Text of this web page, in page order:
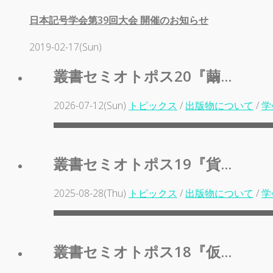
日本記号学会第39回大会 開催のお知らせ
2019-02-17(Sun)
叢書セミオトポス20『繭...
2026-07-12(Sun) トピックス / 出版物について /
叢書セミオトポス19『貨...
2025-08-28(Thu) トピックス / 出版物について /
叢書セミオトポス18『仮...